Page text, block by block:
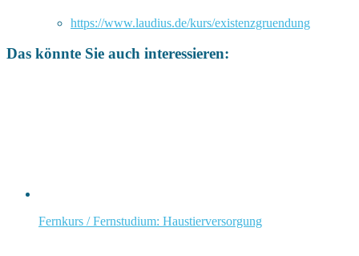
https://www.laudius.de/kurs/existenzgruendung
Das könnte Sie auch interessieren:
Fernkurs / Fernstudium: Haustierversorgung